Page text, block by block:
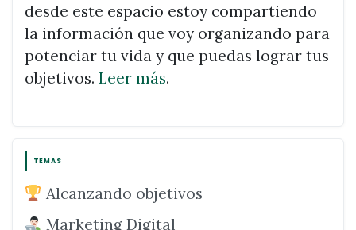
desde este espacio estoy compartiendo
la información que voy organizando para
potenciar tu vida y que puedas lograr tus
objetivos. Leer más.
TEMAS
Alcanzando objetivos
Marketing Digital